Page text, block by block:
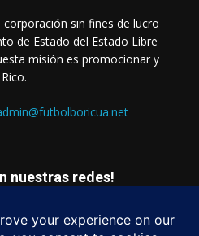
sin fines de lucro
de Estado del Estado Libre
misión es promocionar y
nuestras redes!